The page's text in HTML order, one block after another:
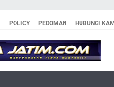
POLICY PEDOMAN HUBUNGI KAMI